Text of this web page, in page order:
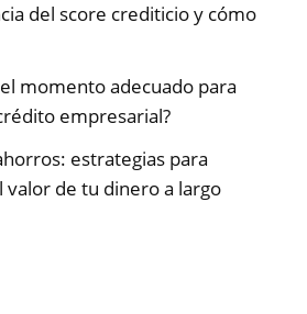
del score crediticio y cómo
momento adecuado para
empresarial?
estrategias para
de tu dinero a largo